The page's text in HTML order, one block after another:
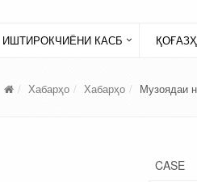
ИШТИРОКЧИЁНИ КАСБ
Хабарҳо Хабарҳо Музоядаи
CASE